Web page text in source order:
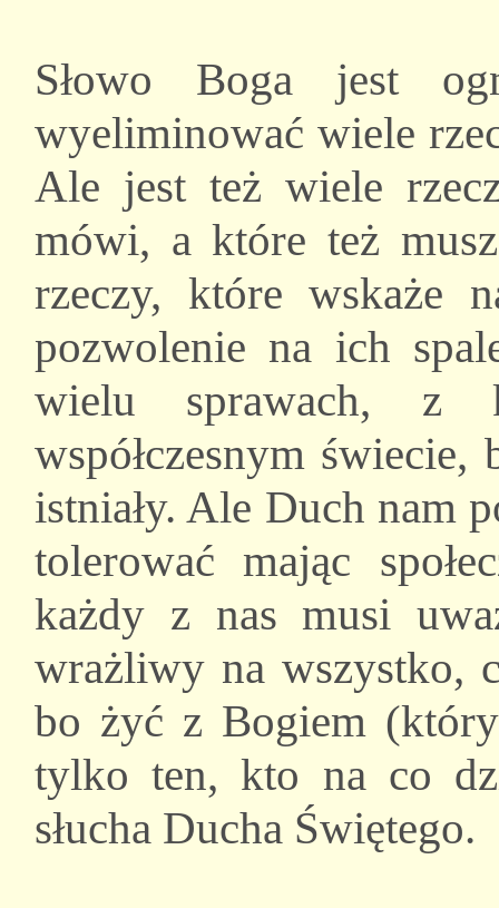
Słowo Boga jest
wyeliminować wiele
Ale jest też wiele
mówi, a które też
rzeczy, które wskaże
pozwolenie na ich
wielu sprawach, z
współczesnym
istniały. Ale Duch nam
tolerować mając
każdy z nas musi
wrażliwy na wszystko,
bo żyć z Bogiem
tylko ten, kto na co
słucha Ducha Świętego.